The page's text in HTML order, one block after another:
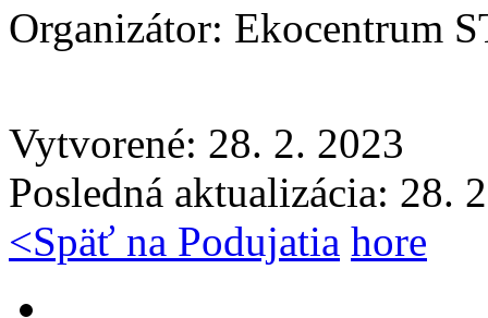
Organizátor: Ekocentrum
Vytvorené: 28. 2. 2023
Posledná aktualizácia: 28.
<Späť na Podujatia hore